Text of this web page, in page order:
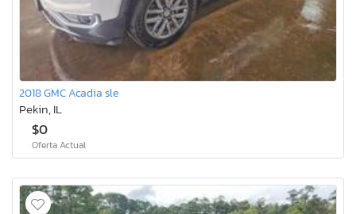
2018 GMC Acadia sle
Pekin, IL
$0
Oferta Actual